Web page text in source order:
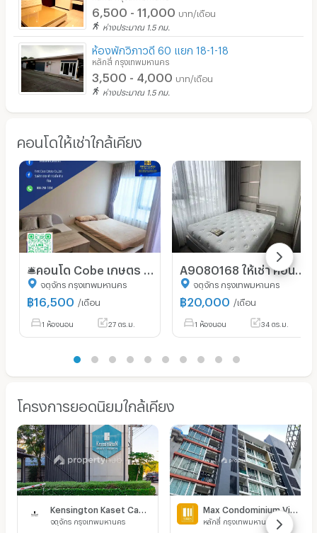
6,500 - 11,000 บาท/เดือน
ห่างประมาณ 1.5 กม.
ห้องพักวิภาวดี 60 แยก 18-1-18
หลักสี่ กรุงเทพมหานคร
3,500 - 4,000 บาท/เดือน
ห่างประมาณ 1.5 กม.
คอนโดให้เช่าใกล้เคียง
จตุจักร กรุงเทพมหานคร
฿16,500 /เดือน
1 ห้องนอน 27 ตร.ม.
จตุจักร กรุงเทพมหานคร
฿20,000 /เดือน
1 ห้องนอน 34 ตร.ม.
โครงการยอดนิยมใกล้เคียง
จตุจักร กรุงเทพมหานคร หลักสี่ กรุงเทพมหานคร